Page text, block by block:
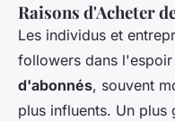
Raisons d'Acheter
Les individus et
followers dans
d'abonnés, souvent
plus influents. Un